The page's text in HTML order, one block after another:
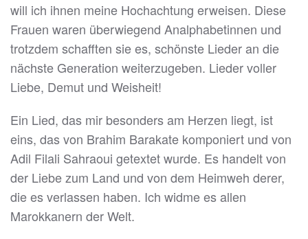
will ich ihnen meine Hochachtung erweisen. Diese
Frauen waren überwiegend Analphabetinnen und
trotzdem schafften sie es, schönste Lieder an die
nächste Generation weiterzugeben. Lieder voller
Liebe, Demut und Weisheit!
Ein Lied, das mir besonders am Herzen liegt, ist
eins, das von Brahim Barakate komponiert und von
Adil Filali Sahraoui getextet wurde. Es handelt von
der Liebe zum Land und von dem Heimweh derer,
die es verlassen haben. Ich widme es allen
Marokkanern der Welt.